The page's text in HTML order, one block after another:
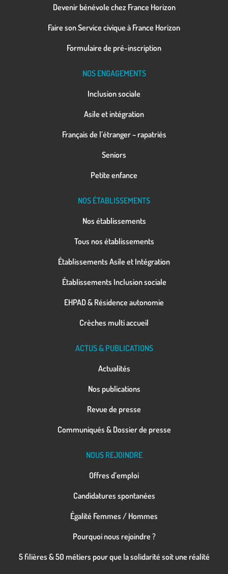
Devenir bénévole chez France Horizon
Faire son Service civique à France Horizon
Formulaire de pré-inscription
NOS ENGAGEMENTS
Inclusion sociale
Asile et intégration
Français de l’étranger – rapatriés
Seniors
Petite enfance
NOS ÉTABLISSEMENTS
Nos établissements
Tous nos établissements
Établissements Asile et Intégration
Établissements Inclusion sociale
EHPAD & Résidence autonomie
Crèches multi accueil
ACTUS & PUBLICATIONS
Actualités
Nos publications
Revue de presse
Communiqués & Dossier de presse
NOUS REJOINDRE
Offres d’emploi
Candidatures spontanées
Égalité Femmes / Hommes
Pourquoi nous rejoindre ?
5 filières & 50 métiers pour que la solidarité soit une réalité